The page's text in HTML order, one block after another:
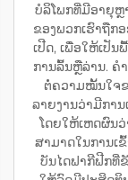
ບໍລິໂພກທີ່ມີອາຍຸຫຼ
ຂອງພວກເຮົາຖືກ
ເປີດ, ເພື່ອໃຫ້ເປັ
ການລົ້ນຫຼືລ່ານ. ຄ
ຕໍ່ຄວາມໝັ້ນໃຈຂ
ລາຍງານວ່າມີກາ
ໂດຍໃຫ້ເຫດຜົນ
ສາມາດໃນການເ
ບັນໄດຟາກີຟີກທີ່